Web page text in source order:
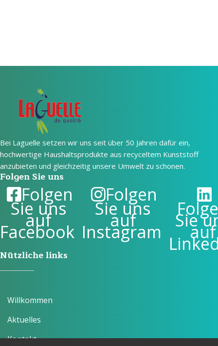
Bei Laguelle setzen wir uns seit über 50 Jahren dafür ein,
hochwertige Haushaltsprodukte aus recyceltem Kunststoff
anzubieten und gleichzeitig unsere Umwelt zu schonen.
Folgen Sie uns
Folgen
Sie uns
auf
Facebook
Folgen
Sie uns
auf
Instagram
Sie
auf
Nützliche links
Willkommen
Aktuelles
Kontakt